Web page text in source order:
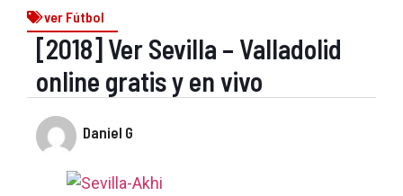
ver Fútbol
[2018] Ver Sevilla – Valladolid
online gratis y en vivo
Daniel G